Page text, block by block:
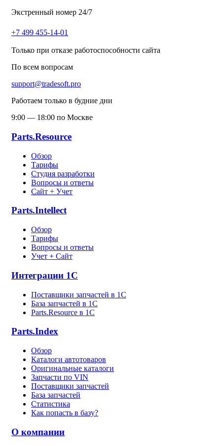
Экстренный номер 24/7
+7 499 455-14-01
Только при отказе работоспособности сайта
По всем вопросам
support@tradesoft.pro
Работаем только в будние дни
9:00 — 18:00 по Москве
Parts.Resource
Обзор
Тарифы
Студия разработки
Вопросы и ответы
Сайт + Учет
Parts.Intellect
Обзор
Тарифы
Вопросы и ответы
Учет + Сайт
Интеграции 1С
Поставщики запчастей в 1C
База запчастей в 1С
Parts.Resource в 1C
Parts.Index
Обзор
Каталоги автотоваров
Оригинальные каталоги
Запчасти по VIN
Поставщики запчастей
База запчастей
Статистика
Как попасть в базу?
О компании